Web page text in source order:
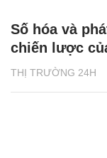
THỊ TRƯỜNG 24H
Số hóa và
chiến lược